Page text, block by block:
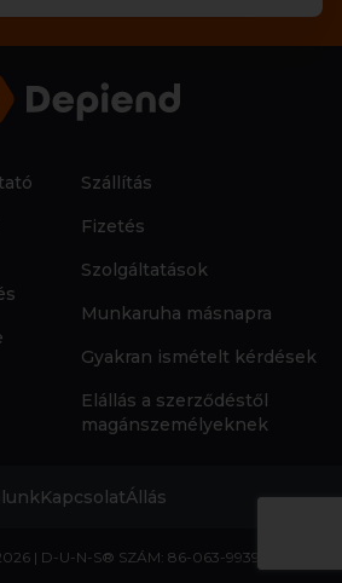
Szállítás
Fizetés
Szolgáltatások
Munkaruha másnapra
Gyakran ismételt kérdések
Elállás a szerződéstől
magánszemélyeknek
KapcsolatÁllás
| D-U-N-S® SZÁM: 86-063-9939